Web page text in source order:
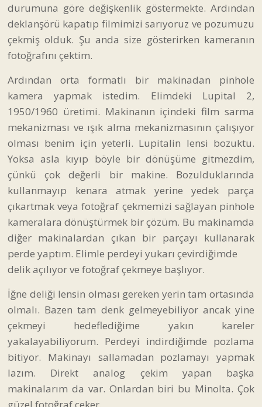
durumuna göre değişkenlik göstermekte. Ardından
deklanşörü kapatıp filmimizi sarıyoruz ve pozumuzu
çekmiş olduk. Şu anda size gösterirken kameranın
fotoğrafını çektim.
Ardından orta formatlı bir makinadan pinhole
kamera yapmak istedim. Elimdeki Lupital 2,
1950/1960 üretimi. Makinanın içindeki film sarma
mekanizması ve ışık alma mekanizmasının çalışıyor
olması benim için yeterli. Lupitalin lensi bozuktu.
Yoksa asla kıyıp böyle bir dönüşüme gitmezdim,
çünkü çok değerli bir makine. Bozulduklarında
kullanmayıp kenara atmak yerine yedek parça
çıkartmak veya fotoğraf çekmemizi sağlayan pinhole
kameralara dönüştürmek bir çözüm. Bu makinamda
diğer makinalardan çıkan bir parçayı kullanarak
perde yaptım. Elimle perdeyi yukarı çevirdiğimde
delik açılıyor ve fotoğraf çekmeye başlıyor.
İğne deliği lensin olması gereken yerin tam ortasında
olmalı. Bazen tam denk gelmeyebiliyor ancak yine
çekmeyi hedeflediğime yakın kareler
yakalayabiliyorum. Perdeyi indirdiğimde pozlama
bitiyor. Makinayı sallamadan pozlamayı yapmak
lazım. Direkt analog çekim yapan başka
makinalarım da var. Onlardan biri bu Minolta. Çok
güzel fotoğraf çeker.